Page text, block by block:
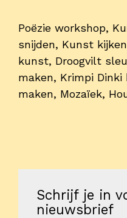
Onderwijs
Blijgoedplein
Doe mee
Bezoekers
Nieuws
Poëzie workshop,
snijden, Kunst
kunst, Droogvilt
maken, Krimpi Dinki
maken, Mozaïek,
Schrijf je in
nieuwsbrief